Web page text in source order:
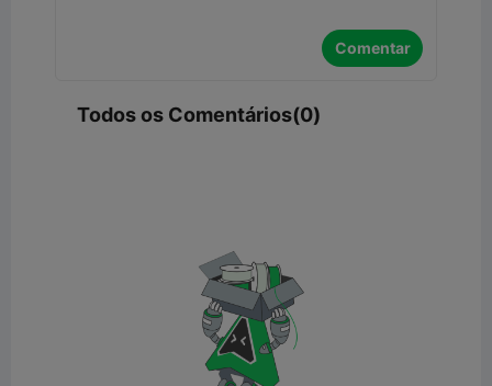
Comentar
Todos os Comentários(0)